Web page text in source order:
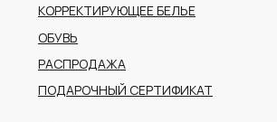
г.Казань пр-т Ибрагимова, 56
ТРК Тандем (2 этаж)
КОНТАКТЫ ДЛЯ СВЯЗИ
г.Казань ул. Н. Ершова, 62